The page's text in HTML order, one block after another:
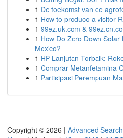
1 De toekomst van de
1 How to produce a visitor-
1 99ez.uk.com &
1 How Do Zero Down Solar
Mexico?
1 HP Lanjutan Terbaik:
1 Comprar Metanfetamina
1 Partisipasi Perempuan
Copyright © 2026 | Advanced Search